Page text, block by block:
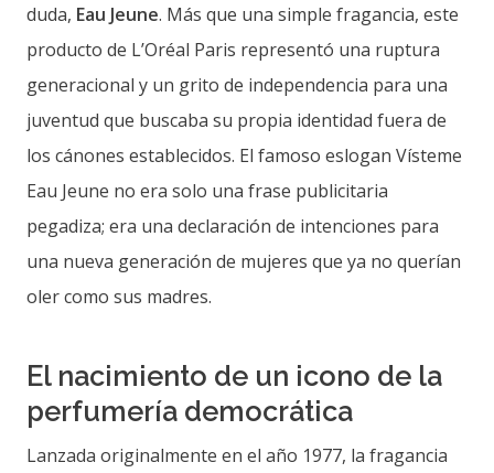
duda, Eau Jeune. Más que una simple fragancia, este
producto de L’Oréal Paris representó una ruptura
generacional y un grito de independencia para una
juventud que buscaba su propia identidad fuera de
los cánones establecidos. El famoso eslogan Vísteme
Eau Jeune no era solo una frase publicitaria
pegadiza; era una declaración de intenciones para
una nueva generación de mujeres que ya no querían
oler como sus madres.
El nacimiento de un icono de la
perfumería democrática
Lanzada originalmente en el año 1977, la fragancia